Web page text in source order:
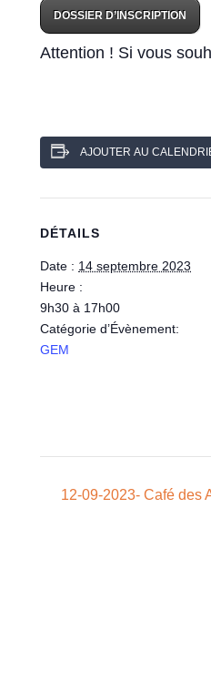
DOSSIER D’INSCRIPTION
Attention ! Si vous
AJOUTER AU
DÉTAILS
Date : 14 septembre 2023
Heure :
9h30 à 17h00
Catégorie d’Évènement:
GEM
12-09-2023- Café des